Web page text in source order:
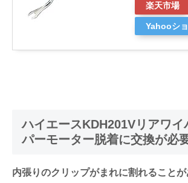
楽天市場
Yahooシ
ハイエースKDH201Vリアワイ
パーモーター脱着に交換が必
内張りのクリップがまれに割れること